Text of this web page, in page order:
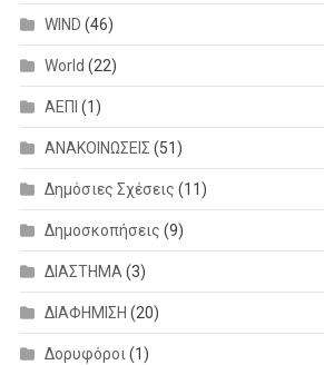
WIND (46)
World (22)
ΑΕΠΙ (1)
ΑΝΑΚΟΙΝΩΣΕΙΣ (51)
Δημόσιες Σχέσεις (11)
Δημοσκοπήσεις (9)
ΔΙΑΣΤΗΜΑ(3)
ΔΙΑΦΗΜΙΣΗ (20)
Δορυφόροι(1)